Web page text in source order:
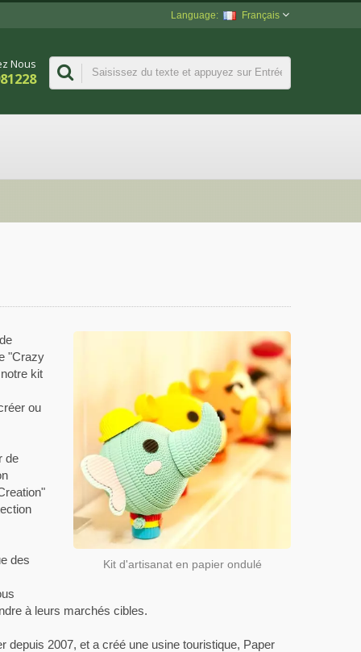
Français
Nous
Kit d'artisanat en papier ondulé
"Crazy
kit
ou
de
des
à leurs marchés cibles.
depuis 2007, et a créé une usine touristique, Paper